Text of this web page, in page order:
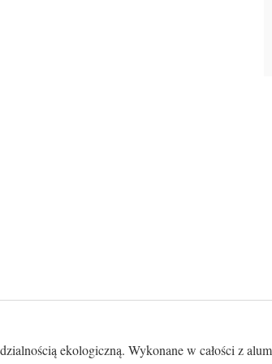
ekologiczną. Wykonane w całości z